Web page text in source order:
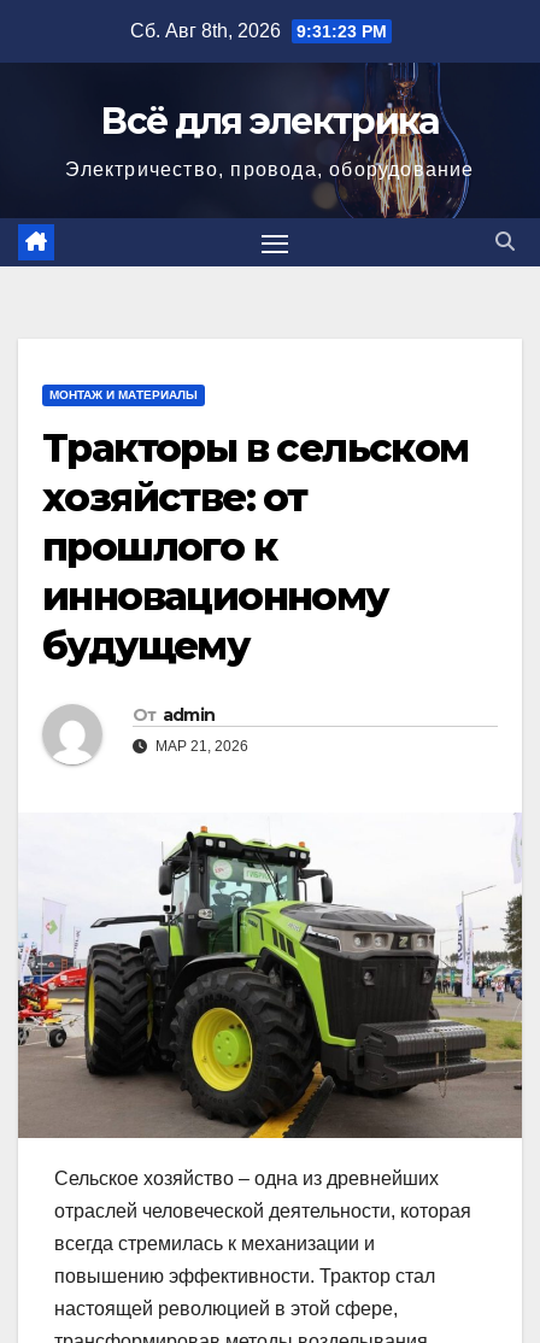
Сб. Авг 8th, 2026 9:31:24 PM
Всё для электрика
Электричество, провода, оборудование
МОНТАЖ И МАТЕРИАЛЫ
Тракторы в сельском
хозяйстве: от
прошлого к
инновационному
будущему
От admin
МАР 21, 2026
Сельское хозяйство – одна из древнейших
отраслей человеческой деятельности, которая
всегда стремилась к механизации и
повышению эффективности. Трактор стал
настоящей революцией в этой сфере,